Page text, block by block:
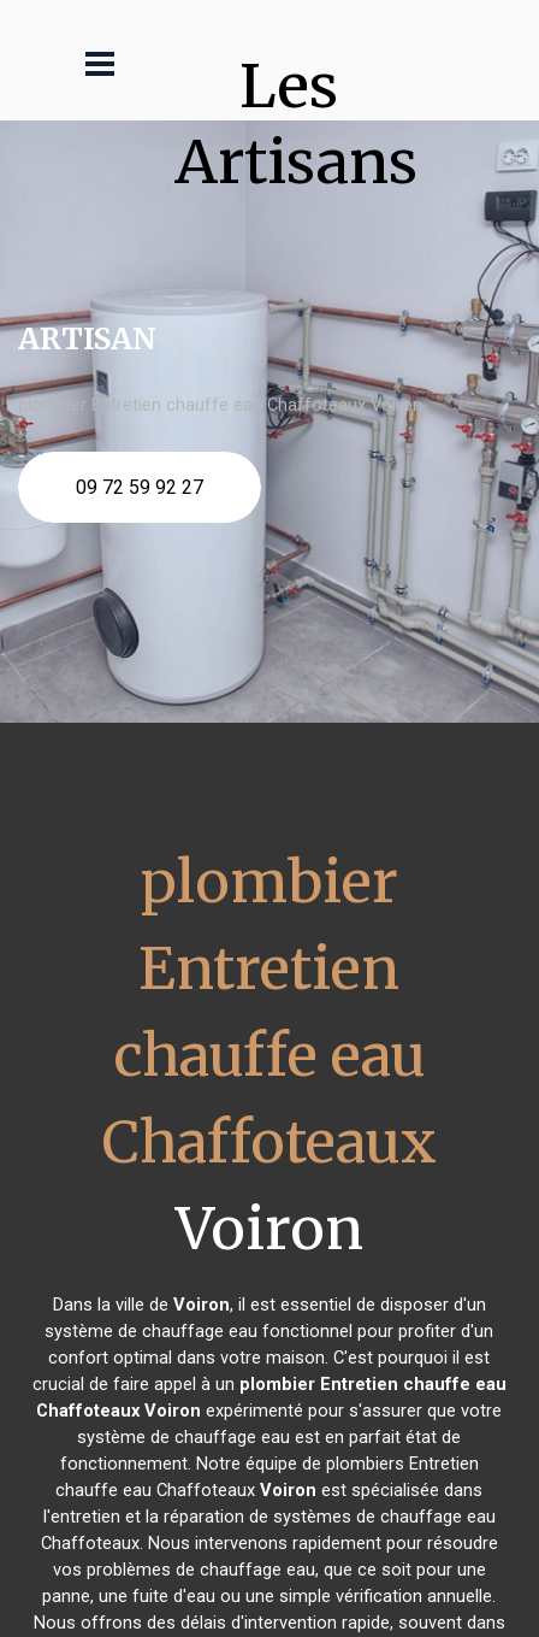
Les
Artisans
ARTISAN
plombier Entretien chauffe eau Chaffoteaux Voiron
09 72 59 92 27
plombier
Entretien
chauffe eau
Chaffoteaux
Voiron
Dans la ville de Voiron, il est essentiel de disposer d'un
système de chauffage eau fonctionnel pour profiter d'un
confort optimal dans votre maison. C'est pourquoi il est
crucial de faire appel à un plombier Entretien chauffe eau
Chaffoteaux Voiron expérimenté pour s'assurer que votre
système de chauffage eau est en parfait état de
fonctionnement. Notre équipe de plombiers Entretien
chauffe eau ChaffoteauxVoiron est spécialisée dans
l'entretien et la réparation de systèmes de chauffage eau
Chaffoteaux. Nous intervenons rapidement pour résoudre
vos problèmes de chauffage eau, que ce soit pour une
panne, une fuite d'eau ou une simple vérification annuelle.
Nous offrons des délais d'intervention rapide, souvent dans